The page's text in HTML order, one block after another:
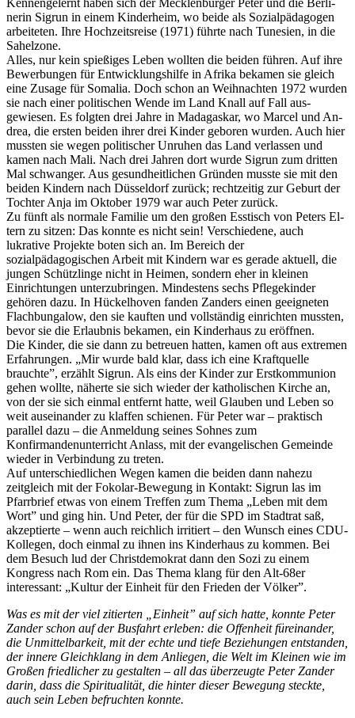
nerin Sigrun in einem Kinderheim, wo beide als Sozialpädagogen
arbeiteten. Ihre Hochzeitsreise (1971) führte nach Tunesien, in die
Sahelzone.
Alles, nur kein spießiges Leben wollten die beiden führen. Auf ihre
Bewerbungen für Entwick­lungshilfe in Afrika bekamen sie gleich
eine Zusage für Somalia. Doch schon an Weihnachten 1972 wurden
sie nach einer politischen Wende im Land Knall auf Fall aus­
gewiesen. Es folgten drei Jahre in Madagaskar, wo Marcel und An­
drea, die ersten beiden ihrer drei Kinder geboren wurden. Auch hier
mussten sie wegen politischer Unruhen das Land verlassen und
kamen nach Mali. Nach drei Jahren dort wurde Sigrun zum dritten
Mal schwanger. Aus gesundheitli­chen Gründen musste sie mit den
beiden Kindern nach Düsseldorf zurück; rechtzeitig zur Geburt der
Tochter Anja im Oktober 1979 war auch Peter zurück.
Zu fünft als normale Familie um den großen Esstisch von Peters El­
tern zu sitzen: Das konnte es nicht sein! Verschiedene, auch
lukrative Projekte boten sich an. Im Bereich der
sozialpädagogischen Arbeit mit Kindern war es gerade aktuell, die
jungen Schützlinge nicht in Heimen, sondern eher in kleinen
Einrichtungen unterzubringen. Mindestens sechs Pflegekinder
gehören dazu. In Hückelhoven fanden Zanders einen geeigneten
Flachbungalow, den sie kauften und vollständig einrichten mussten,
bevor sie die Erlaubnis bekamen, ein Kinderhaus zu eröffnen.
Die Kinder, die sie dann zu betreuen hatten, kamen oft aus ex­tremen
Erfahrungen. „Mir wurde bald klar, dass ich eine Kraftquelle
brauchte”, erzählt Sigrun. Als eins der Kinder zur Erstkommunion
gehen wollte, näherte sie sich wieder der katholischen Kirche an,
von der sie sich einmal entfernt hatte, weil Glauben und Leben so
weit auseinander zu klaffen schienen. Für Peter war – prak­tisch
parallel dazu – die Anmeldung seines Sohnes zum
Konfirmandenunterricht Anlass, mit der evangelischen Gemeinde
wieder in Verbindung zu treten.
Auf unterschiedlichen Wegen kamen die beiden dann nahezu
zeitgleich mit der Fokolar-Bewegung in Kontakt: Sigrun las im
Pfarrbrief etwas von einem Treffen zum Thema „Leben mit dem
Wort” und ging hin. Und Peter, der für die SPD im Stadtrat saß,
akzeptierte – wenn auch reichlich irritiert – den Wunsch eines CDU-
Kollegen, doch einmal zu ihnen ins Kinder­haus zu kommen. Bei
dem Besuch lud der Christdemokrat dann den Sozi zu einem
Kongress nach Rom ein. Das Thema klang für den Alt-68er
interessant: „Kultur der Ein­heit für den Frieden der Völker”.
Was es mit der viel zitierten „Ein­heit” auf sich hatte, konnte Peter
Zander schon auf der Busfahrt erleben: die Offenheit füreinander,
die Unmittelbarkeit, mit der echte und tiefe Beziehungen entstanden,
der innere Gleichklang in dem An­liegen, die Welt im Kleinen wie im
Großen friedlicher zu gestalten – all das überzeugte Peter Zander
darin, dass die Spiritualität, die hinter dieser Bewegung steckte,
auch sein Leben befruchten konnte.